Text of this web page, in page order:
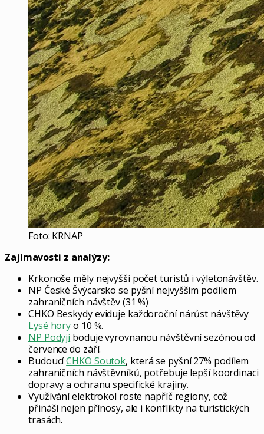
Foto: KRNAP
Zajímavosti z analýzy:
Krkonoše měly nejvyšší počet turistů i výletonávštěv.
NP České Švýcarsko se pyšní nejvyšším podílem
zahraničních návštěv (31 %)
CHKO Beskydy eviduje každoroční nárůst návštěvy
Lysé horyo 10 %.
NP Podyjíboduje vyrovnanou návštěvní sezónou od
července do září.
BudoucíCHKO Soutok, která se pyšní 27% podílem
zahraničních návštěvníků, potřebuje lepší koordinaci
dopravy a ochranu specifické krajiny.
Využívání elektrokol roste napříč regiony, což
přináší nejen přínosy, ale i konflikty na turistických
trasách.